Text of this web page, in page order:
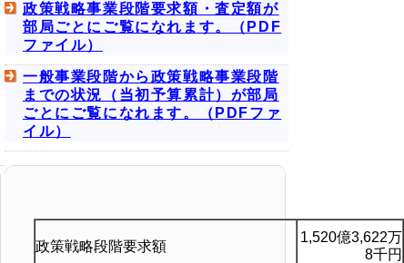
政策戦略事業段階要求額・査定額が
部局ごとにご覧になれます。（PDF
ファイル）
一般事業段階から政策戦略事業段階
までの状況（当初予算累計）が部局
ごとにご覧になれます。（PDFファ
イル）
政策戦略段階要求額
1,520億3,622万
8千円